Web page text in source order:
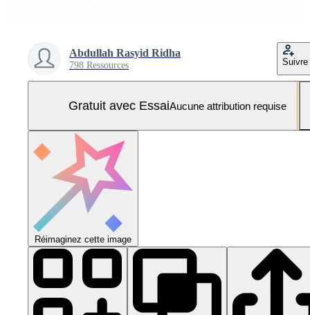
Abdullah Rasyid Ridha
798 Ressources Suivre
Gratuit avec EssaiAucune attribution requise
Réimaginez cette image